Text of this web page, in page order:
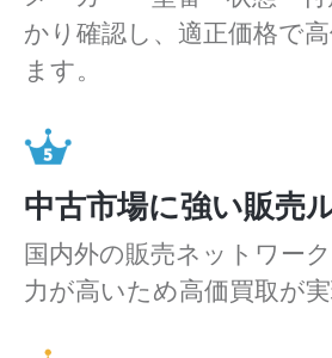
かり確認し、適正価格で
ます。
中古市場に強い販売
国内外の販売ネットワー
力が高いため高価買取が実